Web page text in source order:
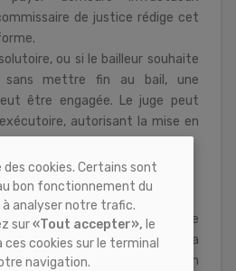
de justice rédige cet
ou si le bailleur souhaite
sans mettre fin au bail, une
être engagée. Le juge peut
autorisant la mise en
: saisies, recouvrement.
forcée
le commissaire de justice
la décision. Il peut procéder à la
ou à l’expulsion en
cookies. Certains sont
bon fonctionnement du
analyser notre trafic.
sur«Tout accepter», le
cookies sur le terminal
navigation.